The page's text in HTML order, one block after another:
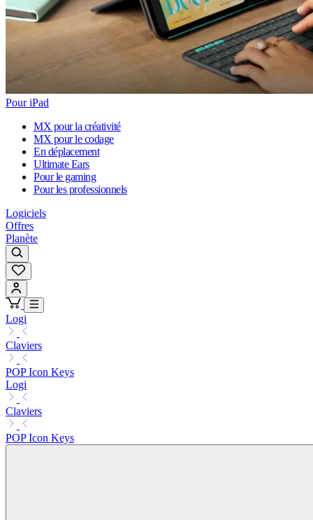
Pour iPad
MX pour la créativité
MX pour le codage
En déplacement
Ultimate Ears
Pour le gaming
Pour les professionnels
Logiciels
Offres
Planète
Logi
Claviers
POP Icon Keys
Logi
Claviers
POP Icon Keys